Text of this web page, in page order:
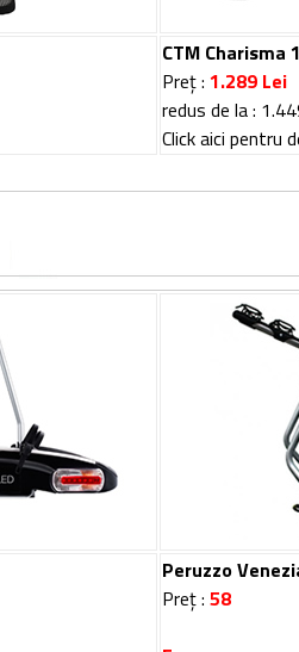
CTM Charisma
Preț : 1.289 Lei
redus de la :
Click aici pentru
Peruzzo
Preț : 58